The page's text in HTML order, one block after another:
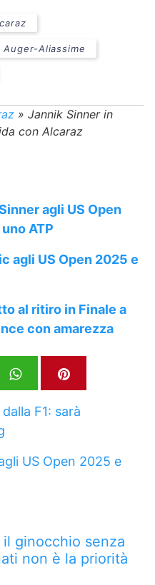
Auger-Aliassime
» Jannik Sinner in
con Alcaraz
agli US Open
ATP
agli US Open 2025 e
al ritiro in Finale a
con amarezza
F1: sarà
US Open 2025 e
ginocchio senza
non è la priorità